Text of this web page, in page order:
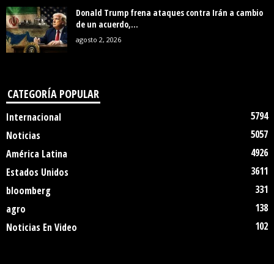
Donald Trump frena ataques contra Irán a cambio
de un acuerdo,...
agosto 2, 2026
CATEGORÍA POPULAR
Internacional
5794
Noticias
5057
América Latina
4926
Estados Unidos
3611
bloomberg
331
agro
138
Noticias En Video
102